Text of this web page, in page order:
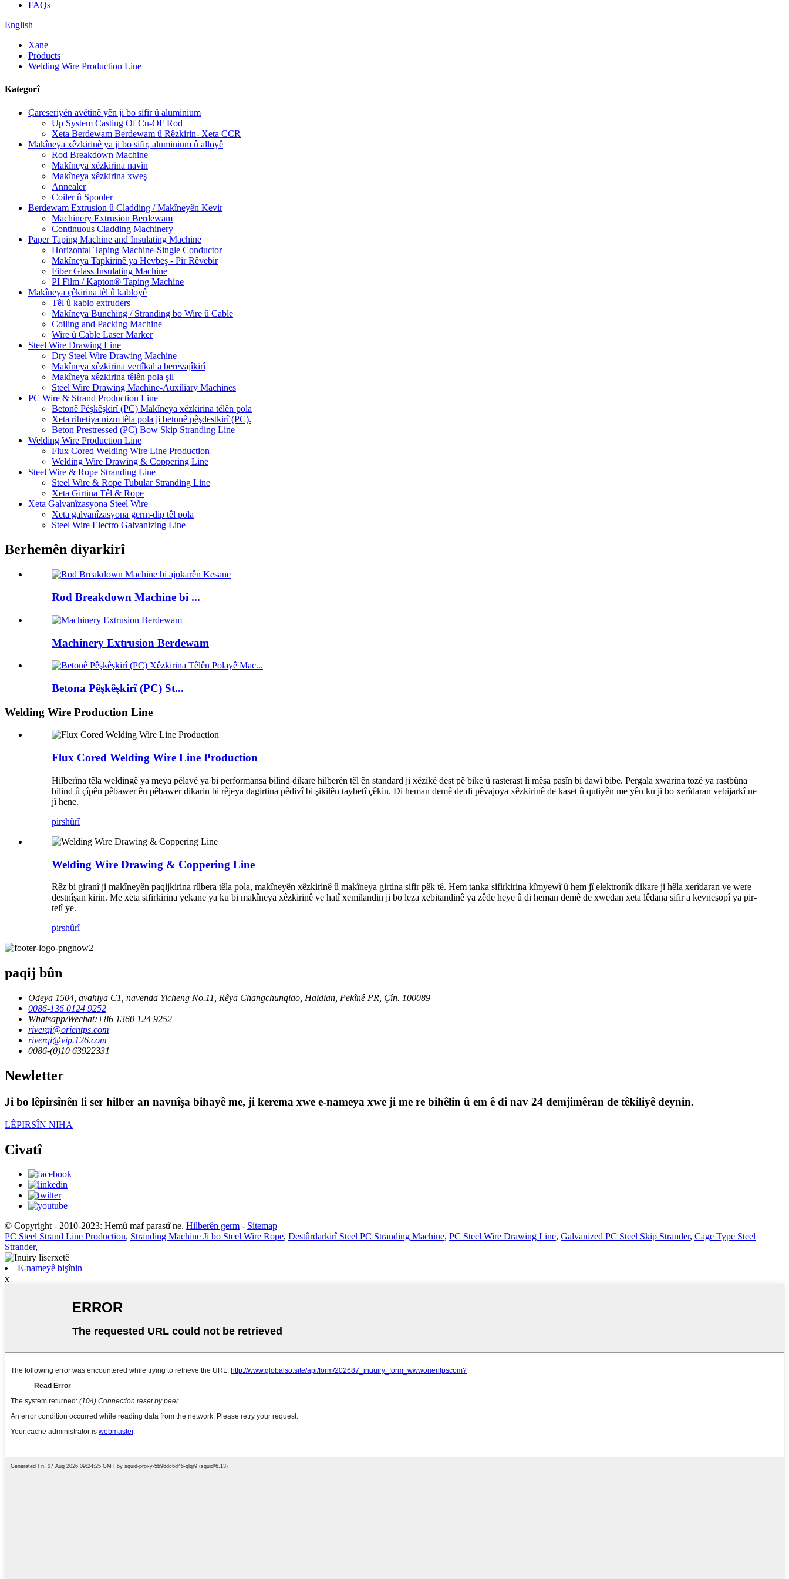
FAQs
English
Xane
Products
Welding Wire Production Line
Kategorî
Çareseriyên avêtinê yên ji bo sifir û aluminium
Up System Casting Of Cu-OF Rod
Xeta Berdewam Berdewam û Rêzkirin- Xeta CCR
Makîneya xêzkirinê ya ji bo sifir, aluminium û alloyê
Rod Breakdown Machine
Makîneya xêzkirina navîn
Makîneya xêzkirina xweş
Annealer
Coiler û Spooler
Berdewam Extrusion û Cladding / Makîneyên Kevir
Machinery Extrusion Berdewam
Continuous Cladding Machinery
Paper Taping Machine and Insulating Machine
Horizontal Taping Machine-Single Conductor
Makîneya Tapkirinê ya Hevbeş - Pir Rêvebir
Fiber Glass Insulating Machine
PI Film / Kapton® Taping Machine
Makîneya çêkirina têl û kabloyê
Têl û kablo extruders
Makîneya Bunching / Stranding bo Wire û Cable
Coiling and Packing Machine
Wire û Cable Laser Marker
Steel Wire Drawing Line
Dry Steel Wire Drawing Machine
Makîneya xêzkirina vertîkal a berevajîkirî
Makîneya xêzkirina têlên pola şil
Steel Wire Drawing Machine-Auxiliary Machines
PC Wire & Strand Production Line
Betonê Pêşkêşkirî (PC) Makîneya xêzkirina têlên pola
Xeta rihetiya nizm têla pola ji betonê pêşdestkirî (PC).
Beton Prestressed (PC) Bow Skip Stranding Line
Welding Wire Production Line
Flux Cored Welding Wire Line Production
Welding Wire Drawing & Coppering Line
Steel Wire & Rope Stranding Line
Steel Wire & Rope Tubular Stranding Line
Xeta Girtina Têl & Rope
Xeta Galvanîzasyona Steel Wire
Xeta galvanîzasyona germ-dip têl pola
Steel Wire Electro Galvanizing Line
Berhemên diyarkirî
Rod Breakdown Machine bi ...
Machinery Extrusion Berdewam
Betona Pêşkêşkirî (PC) St...
Welding Wire Production Line
Flux Cored Welding Wire Line Production
Hilberîna têla weldingê ya meya pêlavê ya bi performansa bilind dikare hilberên têl ên standard ji xêzikê dest pê bike û rasterast li mêşa paşîn bi dawî bibe. Pergala xwarina tozê ya rastbûna
bilind û çîpên pêbawer ên pêbawer dikarin bi rêjeya dagirtina pêdivî bi şikilên taybetî çêkin. Di heman demê de di pêvajoya xêzkirinê de kaset û qutiyên me yên ku ji bo xerîdaran vebijarkî ne
jî hene.
pirshûrî
Welding Wire Drawing & Coppering Line
Rêz bi giranî ji makîneyên paqijkirina rûbera têla pola, makîneyên xêzkirinê û makîneya girtina sifir pêk tê. Hem tanka sifirkirina kîmyewî û hem jî elektronîk dikare ji hêla xerîdaran ve were
destnîşan kirin. Me xeta sifirkirina yekane ya ku bi makîneya xêzkirinê ve hatî xemilandin ji bo leza xebitandinê ya zêde heye û di heman demê de xwedan xeta lêdana sifir a kevneşopî ya pir-
telî ye.
pirshûrî
paqij bûn
Odeya 1504, avahiya C1, navenda Yicheng No.11, Rêya Changchunqiao, Haidian, Pekînê PR, Çîn. 100089
0086-136 0124 9252
Whatsapp/Wechat:+86 1360 124 9252
riverqi@orientps.com
riverqi@vip.126.com
0086-(0)10 63922331
Newletter
Ji bo lêpirsînên li ser hilber an navnîşa bihayê me, ji kerema xwe e-nameya xwe ji me re bihêlin û em ê di nav 24 demjimêran de têkiliyê deynin.
LÊPIRSÎN NIHA
Civatî
© Copyright - 2010-2023: Hemû maf parastî ne. Hilberên germ - Sitemap
PC Steel Strand Line Production, Stranding Machine Ji bo Steel Wire Rope, Destûrdarkirî Steel PC Stranding Machine, PC Steel Wire Drawing Line, Galvanized PC Steel Skip Strander, Cage Type Steel
Strander,
E-nameyê bişînin
x